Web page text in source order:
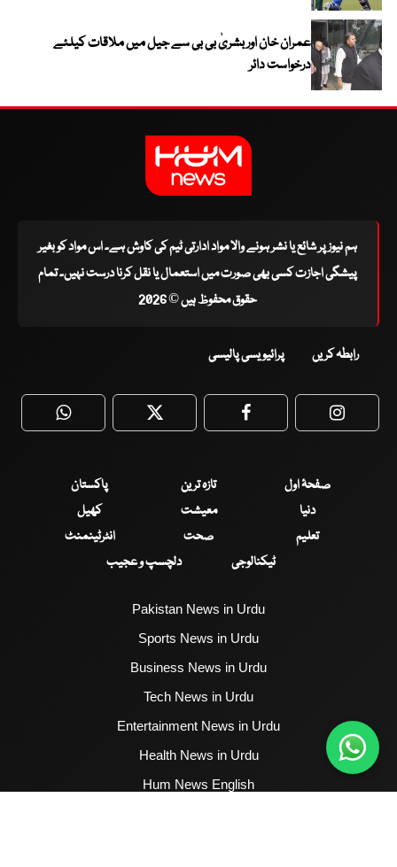
عمران خان اور بشریٰ بی بی سے جیل میں ملاقات کیلئے
درخواست دائر
ہم نیوز پر شائع یا نشر ہونے والا مواد ادارتی ٹیم کی کاوش ہے۔ اس مواد کو بغیر
پیشگی اجازت کسی بھی صورت میں استعمال یا نقل کرنا درست نہیں۔ تمام
حقوق محفوظ ہیں © 2026
رابطہ کریں پرائیویسی پالیسی
WhatsApp Twitter Facebook
صفحۂ اول تازہ ترین
پاکستان
دنیا
معیشت
کھیل
تعلیم
صحت
انٹرٹینمنٹ
ٹیکنالوجی
دلچسپ و عجیب
Pakistan News in Urdu
Sports News in Urdu
Business News in Urdu
Tech News in Urdu
Entertainment News in Urdu
Health News in Urdu
Hum News English